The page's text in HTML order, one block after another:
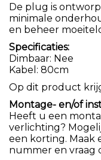
De plug is
minimale
en beheer
Specificaties:
Dimbaar: Nee
Kabel: 80cm
Op dit product
Montage- en/of
Heeft u een
verlichting?
een korting. Maak
nummer en vraag